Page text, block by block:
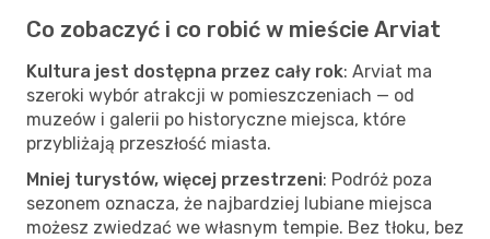
Co zobaczyć i co robić w mieście Arviat
Kultura jest dostępna przez cały rok: Arviat ma
szeroki wybór atrakcji w pomieszczeniach — od
muzeów i galerii po historyczne miejsca, które
przybliżają przeszłość miasta.
Mniej turystów, więcej przestrzeni: Podróż poza
sezonem oznacza, że najbardziej lubiane miejsca
możesz zwiedzać we własnym tempie. Bez tłoku, bez